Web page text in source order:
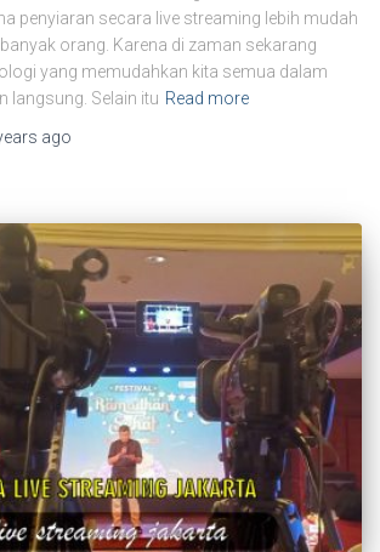
penyiaran secara live streaming lebih mudah
orang. Karena di zaman sekarang
yang memudahkan kita semua dalam
langsung. Selain itu Read more
ago